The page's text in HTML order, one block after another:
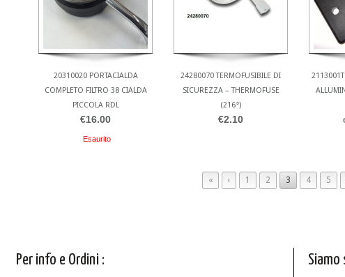
20310020 PORTACIALDA
COMPLETO FILTRO 38 CIALDA
PICCOLA RDL
€16.00
Esaurito
24280070 TERMOFUSIBILE DI
SICUREZZA – THERMOFUSE
(216°)
€2.10
« ‹ 1 2 3 4 5
Per info e Ordini :